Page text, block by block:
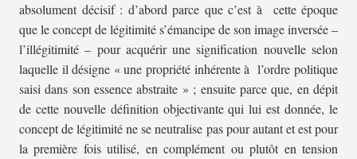
absolument décisif : d’abord parce que c’est à cette époque
que le concept de légitimité s’émancipe de son image inversée –
l’illégitimité – pour acquérir une signification nouvelle selon
laquelle il désigne « une propriété inhérente à l’ordre politique
saisi dans son essence abstraite » ; ensuite parce que, en dépit
de cette nouvelle définition objectivante qui lui est donnée, le
concept de légitimité ne se neutralise pas pour autant et est pour
la première fois utilisé, en complément ou plutôt en tension